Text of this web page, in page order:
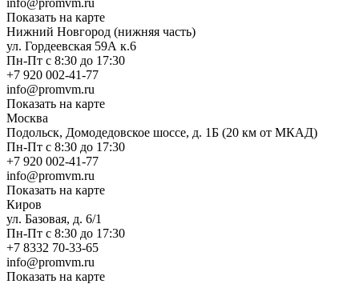
Показать на карте
Нижний Новгород (нижняя часть)
ул. Гордеевская 59А к.6
Пн-Пт с 8:30 до 17:30
+7 920 002-41-77
info@promvm.ru
Показать на карте
Москва
Подольск, Домодедовское шоссе, д. 1Б (20 км от МКАД)
Пн-Пт с 8:30 до 17:30
+7 920 002-41-77
info@promvm.ru
Показать на карте
Киров
ул. Базовая, д. 6/1
Пн-Пт с 8:30 до 17:30
+7 8332 70-33-65
info@promvm.ru
Показать на карте